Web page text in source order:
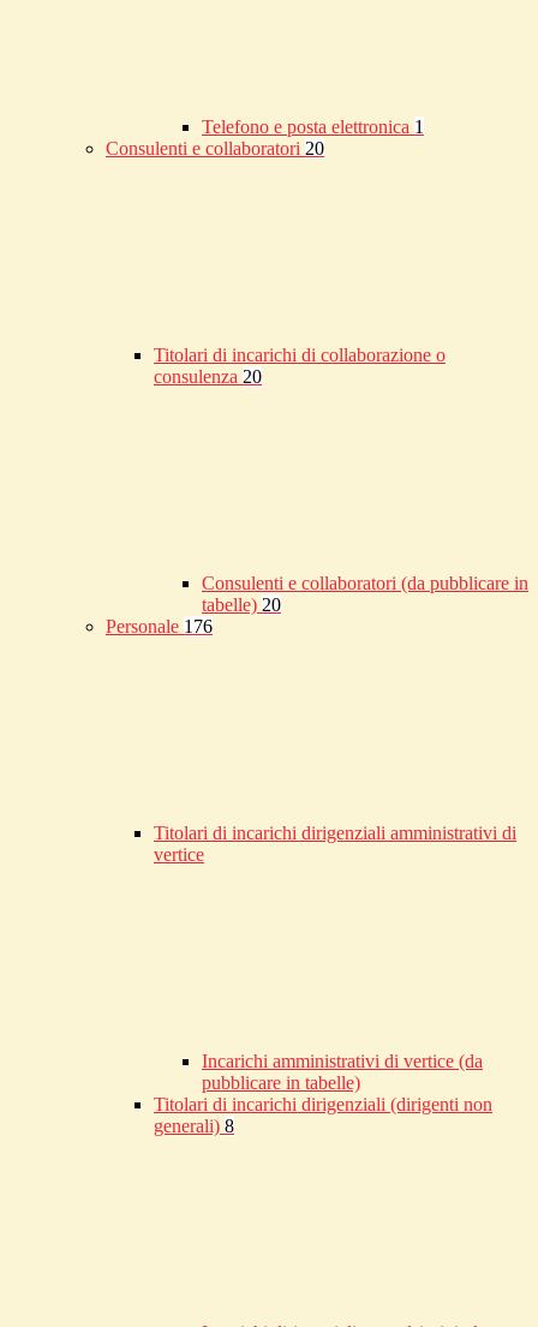
Telefono e posta elettronica 1
Consulenti e collaboratori 20
Titolari di incarichi di collaborazione o
consulenza 20
Consulenti e collaboratori (da pubblicare in
tabelle) 20
Personale 176
Titolari di incarichi dirigenziali amministrativi di
vertice
Incarichi amministrativi di vertice (da
pubblicare in tabelle)
Titolari di incarichi dirigenziali (dirigenti non
generali) 8